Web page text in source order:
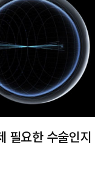
필요한 수술인지